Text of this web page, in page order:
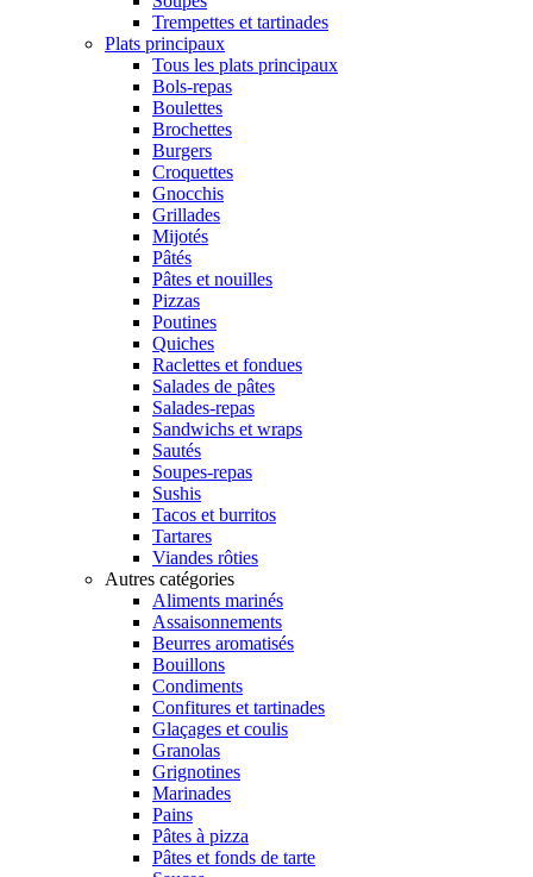
Trempettes et tartinades
Plats principaux
Tous les plats principaux
Bols-repas
Boulettes
Brochettes
Burgers
Croquettes
Gnocchis
Grillades
Mijotés
Pâtés
Pâtes et nouilles
Pizzas
Poutines
Quiches
Raclettes et fondues
Salades de pâtes
Salades-repas
Sandwichs et wraps
Sautés
Soupes-repas
Sushis
Tacos et burritos
Tartares
Viandes rôties
Autres catégories
Aliments marinés
Assaisonnements
Beurres aromatisés
Bouillons
Condiments
Confitures et tartinades
Glaçages et coulis
Granolas
Grignotines
Marinades
Pains
Pâtes à pizza
Pâtes et fonds de tarte